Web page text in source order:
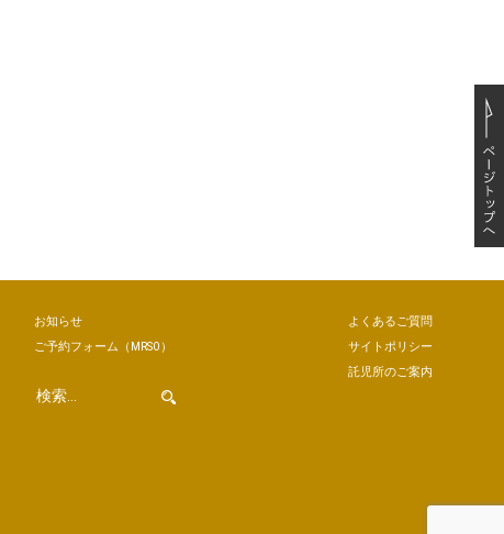
お知らせ
ご予約フォーム （MRSO）
よくあるご質問
サイトポリシー
託児所のご案内